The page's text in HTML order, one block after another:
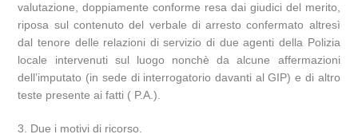
valutazione, doppiamente conforme resa dai giudici del merito,
riposa sul contenuto del verbale di arresto confermato altresì
dal tenore delle relazioni di servizio di due agenti della Polizia
locale intervenuti sul luogo nonchè da alcune affermazioni
dell’imputato (in sede di interrogatorio davanti al GIP) e di altro
teste presente ai fatti ( P.A.).
3. Due i motivi di ricorso.